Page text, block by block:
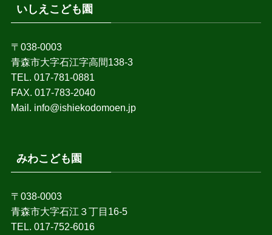
いしえこども園
〒038-0003
青森市大字石江字高間138-3
TEL. 017-781-0881
FAX. 017-783-2040
Mail. info@ishiekodomoen.jp
みわこども園
〒038-0003
青森市大字石江３丁目16-5
TEL. 017-752-6016